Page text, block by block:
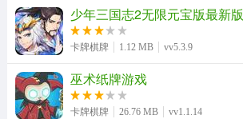
少年三国志2无限元宝版最新版
卡牌棋牌 1.12 MB vv5.3.9
巫术纸牌游戏
卡牌棋牌 26.76 MB vv1.1.14